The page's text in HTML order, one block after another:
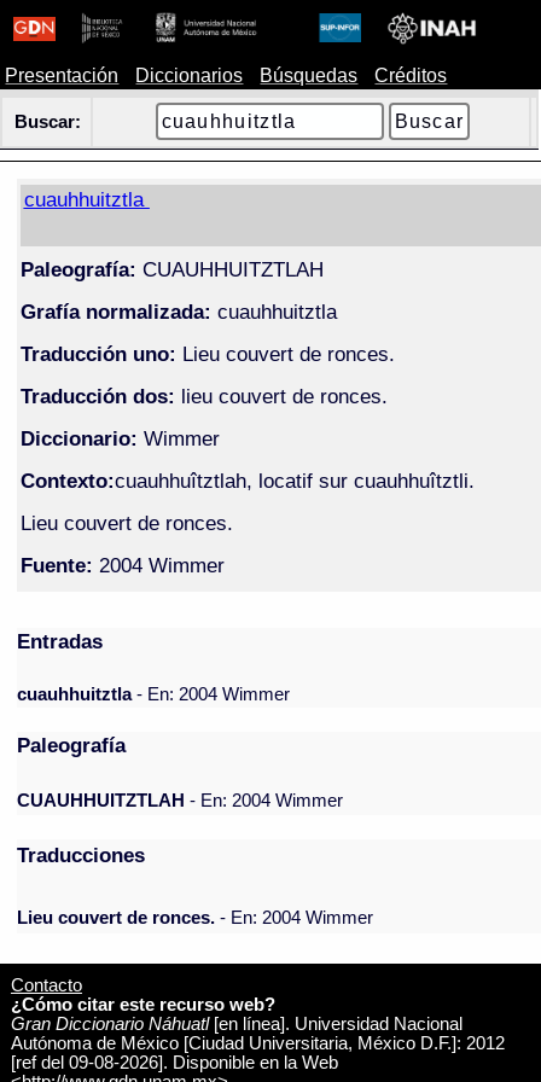
Presentación Diccionarios Búsquedas Créditos
Buscar:
cuauhhuitztla
Paleografía: CUAUHHUITZTLAH
Grafía normalizada: cuauhhuitztla
Traducción uno: Lieu couvert de ronces.
Traducción dos: lieu couvert de ronces.
Diccionario: Wimmer
Contexto:cuauhhuîtztlah, locatif sur cuauhhuîtztli.
Lieu couvert de ronces.
Fuente: 2004 Wimmer
Entradas
cuauhhuitztla- En: 2004 Wimmer
Paleografía
CUAUHHUITZTLAH - En: 2004 Wimmer
Traducciones
Lieu couvert de ronces. - En: 2004 Wimmer
Contacto
¿Cómo citar este recurso web?
Gran Diccionario Náhuatl[en línea]. Universidad Nacional
Autónoma de México [Ciudad Universitaria, México D.F.]: 2012
[ref del 09-08-2026]. Disponible en la Web